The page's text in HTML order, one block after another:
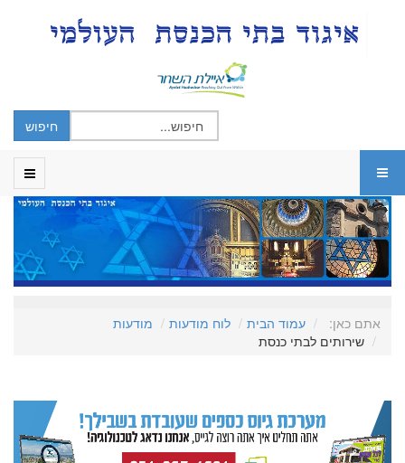
אתם כאן: עמוד הבית לוח מודעות
מודעות
שירותים לבתי כנסת